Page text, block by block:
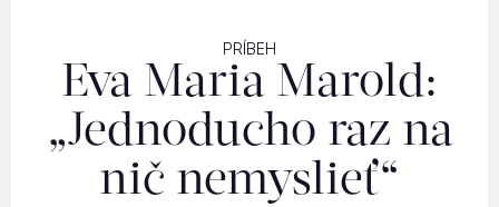
PRÍBEH
Eva Maria Marold:
„Jednoducho raz na
nič nemyslieť“